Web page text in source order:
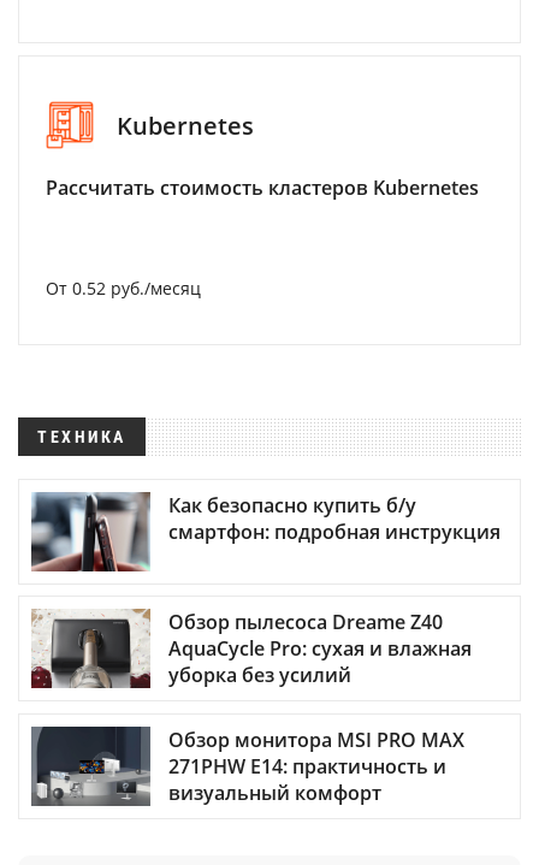
Kubernetes
Рассчитать стоимость кластеров Kubernetes
От 0.52 руб./месяц
ТЕХНИКА
Как безопасно купить б/у
смартфон: подробная инструкция
Обзор пылесоса Dreame Z40
AquaCycle Pro: сухая и влажная
уборка без усилий
Обзор монитора MSI PRO MAX
271PHW E14: практичность и
визуальный комфорт